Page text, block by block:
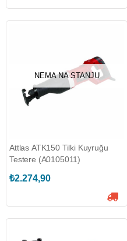
NEMA NA STANJU
Attlas ATK150 Tilki Kuyruğu
Testere (A0105011)
₺2.274,90